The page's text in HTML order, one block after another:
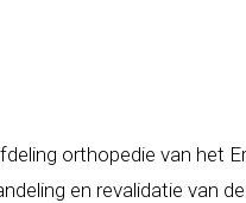
orthopedie van het
en revalidatie van